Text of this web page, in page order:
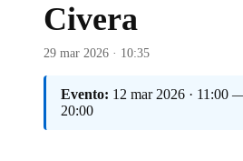
Civera
29 mar 2026 · 10:35
Evento: 12 mar 2026 · 11:00
20:00